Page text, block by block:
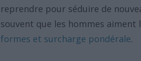
reprendre pour séduire de
souvent que les hommes aiment
formes et surcharge pondérale.